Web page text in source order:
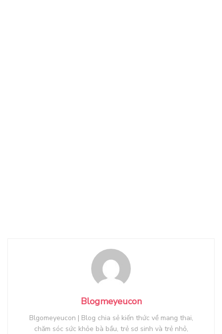
Blogmeyeucon
Blgomeyeucon | Blog chia sẻ kiến thức về mang thai,
chăm sóc sức khỏe bà bầu, trẻ sơ sinh và trẻ nhỏ,